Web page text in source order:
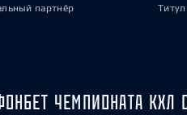
партнёр
ЧЕМПИОНАТА КХЛ